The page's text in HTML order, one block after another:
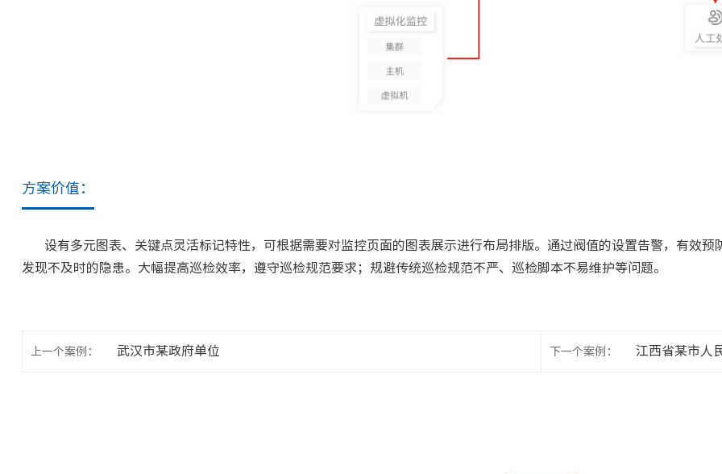
方案价值：
设有多元图表、关键点灵活标记特性，可根据需要对监控页面的图表展示进行布局排版。通过阀值的设置告警，有效
发现不及时的隐患。大幅提高巡检效率，遵守巡检规范要求；规避传统巡检规范不严、巡检脚本不易维护等问题。
上一个案例： 武汉市某政府单位 下一个案例： 江西省某市人